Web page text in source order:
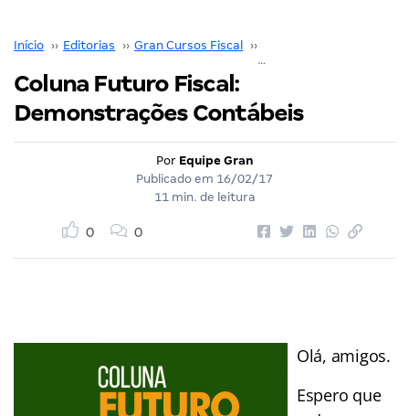
Início ›› Editorias ›› Gran Cursos Fiscal ››
Coluna Futuro Fiscal:
Demonstrações Contábeis
Por Equipe Gran
Publicado em 16/02/17
11 min. de leitura
0 0
Olá, amigos.
Espero que